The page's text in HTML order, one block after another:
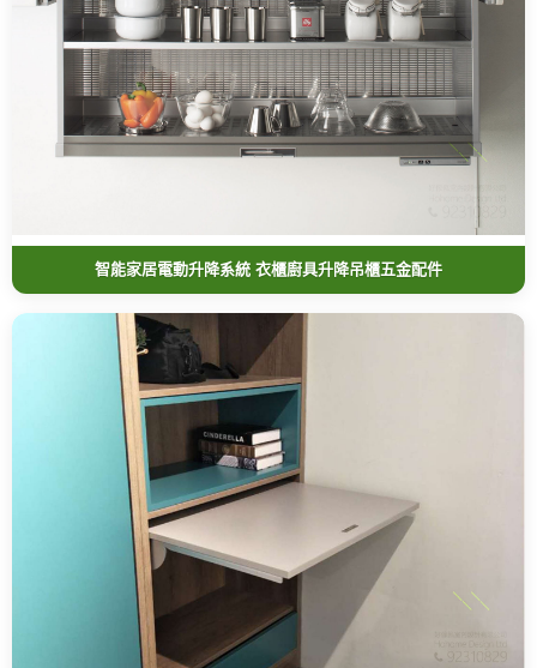
智能家居電動升降系統 衣櫃廚具升降吊櫃五金配件